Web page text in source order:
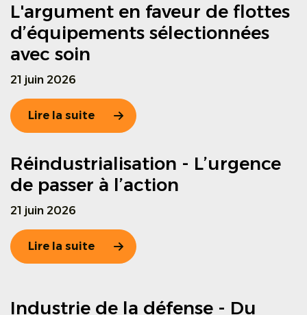
L'argument en faveur de flottes
d’équipements sélectionnées
avec soin
21 juin 2026
Lire la suite
Réindustrialisation - L’urgence
de passer à l’action
21 juin 2026
Lire la suite
Industrie de la défense - Du